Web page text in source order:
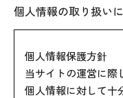
個人情報の取り扱い
個人情報保護方針
当サイトの運営に際
個人情報に対して十